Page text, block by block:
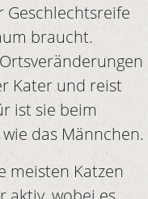
Geschlechtsreife
braucht.
Kater und reist
ist sie beim
das Männchen.
meisten Katzen